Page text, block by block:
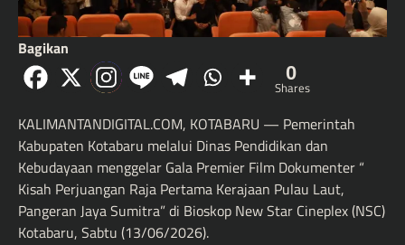
Bagikan
0
Shares
KALIMANTANDIGITAL.COM, KOTABARU — Pemerintah
Kabupaten Kotabaru melalui Dinas Pendidikan dan
Kebudayaan menggelar Gala Premier Film Dokumenter “
Kisah Perjuangan Raja Pertama Kerajaan Pulau Laut,
Pangeran Jaya Sumitra” di Bioskop New Star Cineplex (NSC)
Kotabaru, Sabtu (13/06/2026).